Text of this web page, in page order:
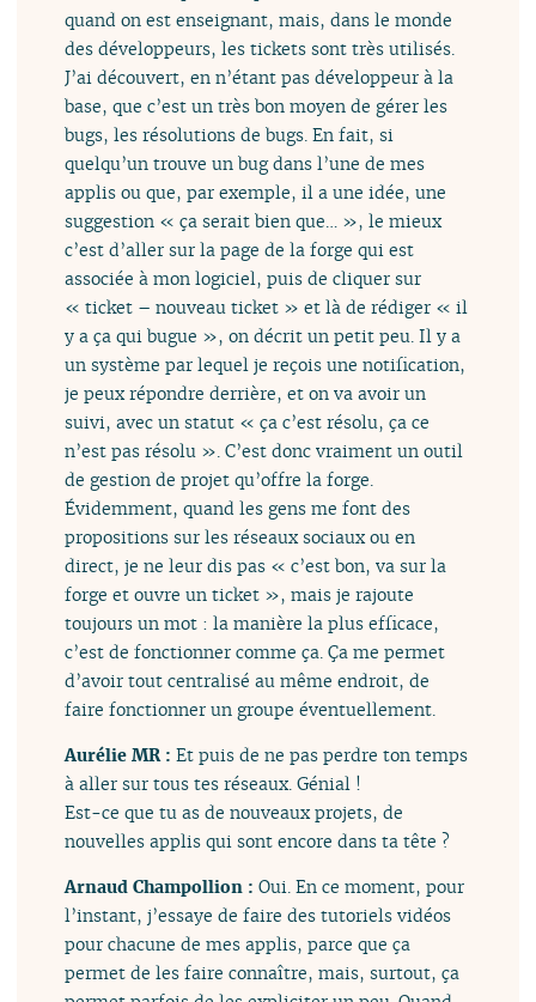
quand on est enseignant, mais, dans le monde
des développeurs, les tickets sont très utilisés.
J’ai découvert, en n’étant pas développeur à la
base, que c’est un très bon moyen de gérer les
bugs, les résolutions de bugs. En fait, si
quelqu’un trouve un bug dans l’une de mes
applis ou que, par exemple, il a une idée, une
suggestion « ça serait bien que… », le mieux
c’est d’aller sur la page de la forge qui est
associée à mon logiciel, puis de cliquer sur
« ticket – nouveau ticket » et là de rédiger « il
y a ça qui bugue », on décrit un petit peu. Il y a
un système par lequel je reçois une notification,
je peux répondre derrière, et on va avoir un
suivi, avec un statut « ça c’est résolu, ça ce
n’est pas résolu ». C’est donc vraiment un outil
de gestion de projet qu’offre la forge.
Évidemment, quand les gens me font des
propositions sur les réseaux sociaux ou en
direct, je ne leur dis pas « c’est bon, va sur la
forge et ouvre un ticket », mais je rajoute
toujours un mot : la manière la plus efficace,
c’est de fonctionner comme ça. Ça me permet
d’avoir tout centralisé au même endroit, de
faire fonctionner un groupe éventuellement.
Aurélie MR :Et puis de ne pas perdre ton temps
à aller sur tous tes réseaux. Génial !
Est-ce que tu as de nouveaux projets, de
nouvelles applis qui sont encore dans ta tête ?
Arnaud Champollion :Oui. En ce moment, pour
l’instant, j’essaye de faire des tutoriels vidéos
pour chacune de mes applis, parce que ça
permet de les faire connaître, mais, surtout, ça